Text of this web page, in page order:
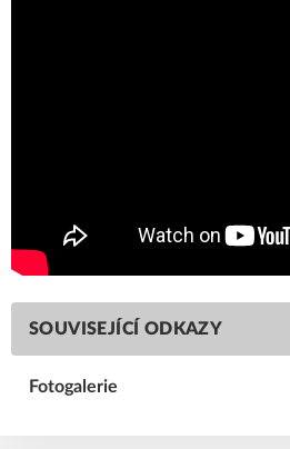
SOUVISEJÍCÍ ODKAZY
Fotogalerie